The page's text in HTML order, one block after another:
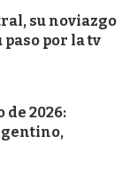
su noviazgo
por la tv
de 2026: